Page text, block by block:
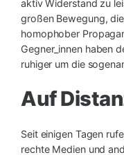
aktiv Widerstand zu
großen Bewegung,
homophober
Gegner_innen haben
ruhiger um die
Auf
Seit einigen Tagen
rechte Medien und